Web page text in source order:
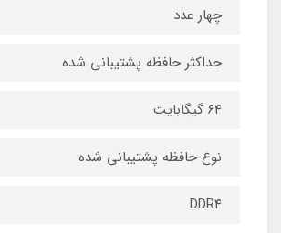
چهار عدد
حداکثر حافظه پشتیبانی شده
۶۴ گیگابایت
نوع حافظه پشتیبانی شده
DDR۴